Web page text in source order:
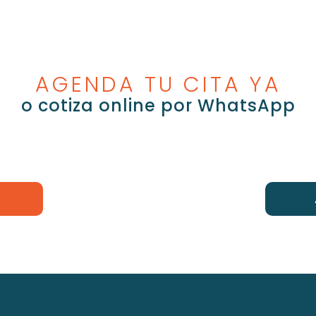
AGENDA TU CITA YA
o cotiza online por WhatsApp